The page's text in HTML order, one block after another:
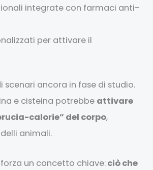
integrate con farmaci anti-
per attivare il
scenari ancora in fase di studio.
e cisteina potrebbe attivare
calorie” del corpo,
animali.
un concetto chiave:ciò che